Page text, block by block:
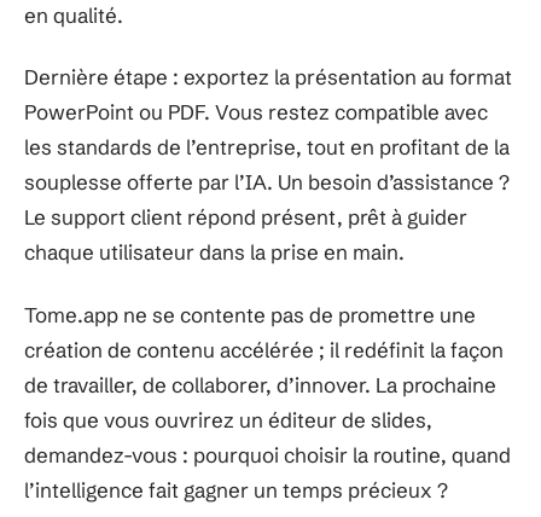
en qualité.
Dernière étape : exportez la présentation au format
PowerPoint ou PDF. Vous restez compatible avec
les standards de l’entreprise, tout en profitant de la
souplesse offerte par l’IA. Un besoin d’assistance ?
Le support client répond présent, prêt à guider
chaque utilisateur dans la prise en main.
Tome.app ne se contente pas de promettre une
création de contenu accélérée ; il redéfinit la façon
de travailler, de collaborer, d’innover. La prochaine
fois que vous ouvrirez un éditeur de slides,
demandez-vous : pourquoi choisir la routine, quand
l’intelligence fait gagner un temps précieux ?